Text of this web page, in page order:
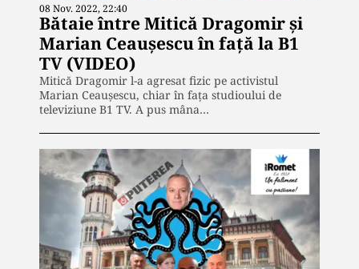
08 Nov. 2022, 22:40
Bătaie între Mitică Dragomir și
Marian Ceaușescu în față la B1
TV (VIDEO)
Mitică Dragomir l-a agresat fizic pe activistul
Marian Ceaușescu, chiar în fața studioului de
televiziune B1 TV. A pus mâna…